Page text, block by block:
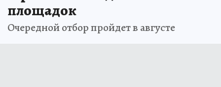
площадок
Очередной отбор пройдет в августе